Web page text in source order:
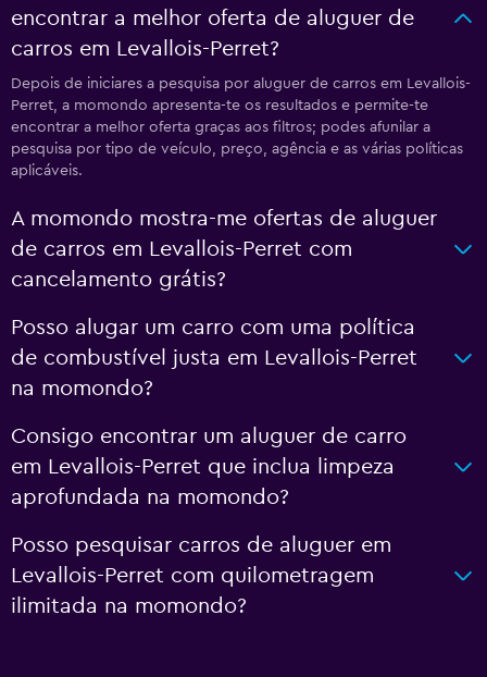
encontrar a melhor oferta de aluguer de
carros em Levallois-Perret?
Depois de iniciares a pesquisa por aluguer de carros em Levallois-
Perret, a momondo apresenta-te os resultados e permite-te
encontrar a melhor oferta graças aos filtros; podes afunilar a
pesquisa por tipo de veículo, preço, agência e as várias políticas
aplicáveis.
A momondo mostra-me ofertas de aluguer
de carros em Levallois-Perret com
cancelamento grátis?
Posso alugar um carro com uma política
de combustível justa em Levallois-Perret
na momondo?
Consigo encontrar um aluguer de carro
em Levallois-Perret que inclua limpeza
aprofundada na momondo?
Posso pesquisar carros de aluguer em
Levallois-Perret com quilometragem
ilimitada na momondo?